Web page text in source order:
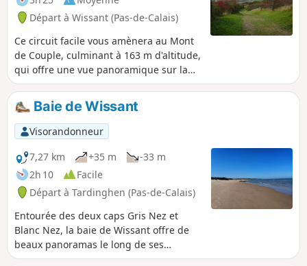
Départ à Wissant (Pas-de-Calais)
Ce circuit facile vous amènera au Mont
de Couple, culminant à 163 m d'altitude,
qui offre une vue panoramique sur la
jolie ville de Wissant ainsi que sur les
phares du Gris-Nez et du Blanc-Nez. Il
utilise quelques portions des GR®128 et
145.
Baie de Wissant
Visorandonneur
7,27 km
+35 m
-33 m
2h 10
Facile
Départ à Tardinghen (Pas-de-Calais)
Entourée des deux caps Gris Nez et
Blanc Nez, la baie de Wissant offre de
beaux panoramas le long de ses
kilomètres de dunes.